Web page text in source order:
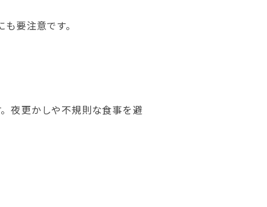
要注意です。
夜更かしや不規則な食事を避